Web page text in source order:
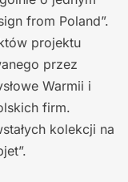
from Poland”.
projektu
przez
Warmii i
firm.
kolekcji na